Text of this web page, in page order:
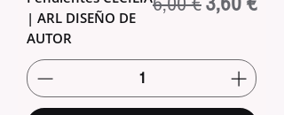
| ARL DISEÑO DE
AUTOR